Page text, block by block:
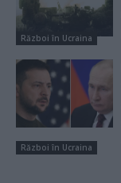
Război în Ucraina
Război în Ucraina